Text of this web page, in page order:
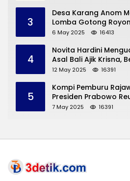
3
Desa Karang Anom
Lomba Gotong
yang Disampaikan
6 May 2025 16413
4
Novita Hardini
Asal Bali Ajik Krisna,
Pengembangan
12 May 2025 16391
5
Kompi Pemburu
Presiden Prabowo
7 May 2025 16391